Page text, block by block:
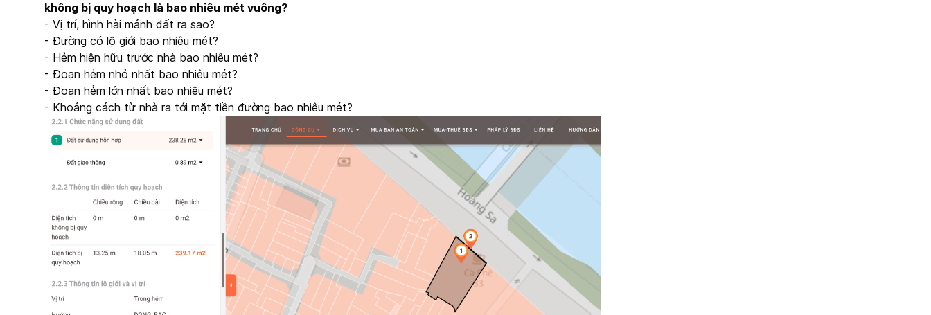
không bị quy hoạch là bao nhiêu mét vuông?
- Vị trí, hình hài mảnh đất ra sao?
- Đường có lộ giới bao nhiêu mét?
- Hẻm hiện hữu trước nhà bao nhiêu mét?
- Đoạn hẻm nhỏ nhất bao nhiêu mét?
- Đoạn hẻm lớn nhất bao nhiêu mét?
- Khoảng cách từ nhà ra tới mặt tiền đường bao nhiêu mét?